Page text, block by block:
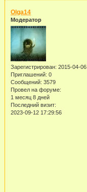
Olga14
Модератор
Зарегистрирован: 2015-04-06
Приглашений: 0
Сообщений: 3579
Провел на форуме:
1 месяц 8 дней
Последний визит:
2023-09-12 17:29:56